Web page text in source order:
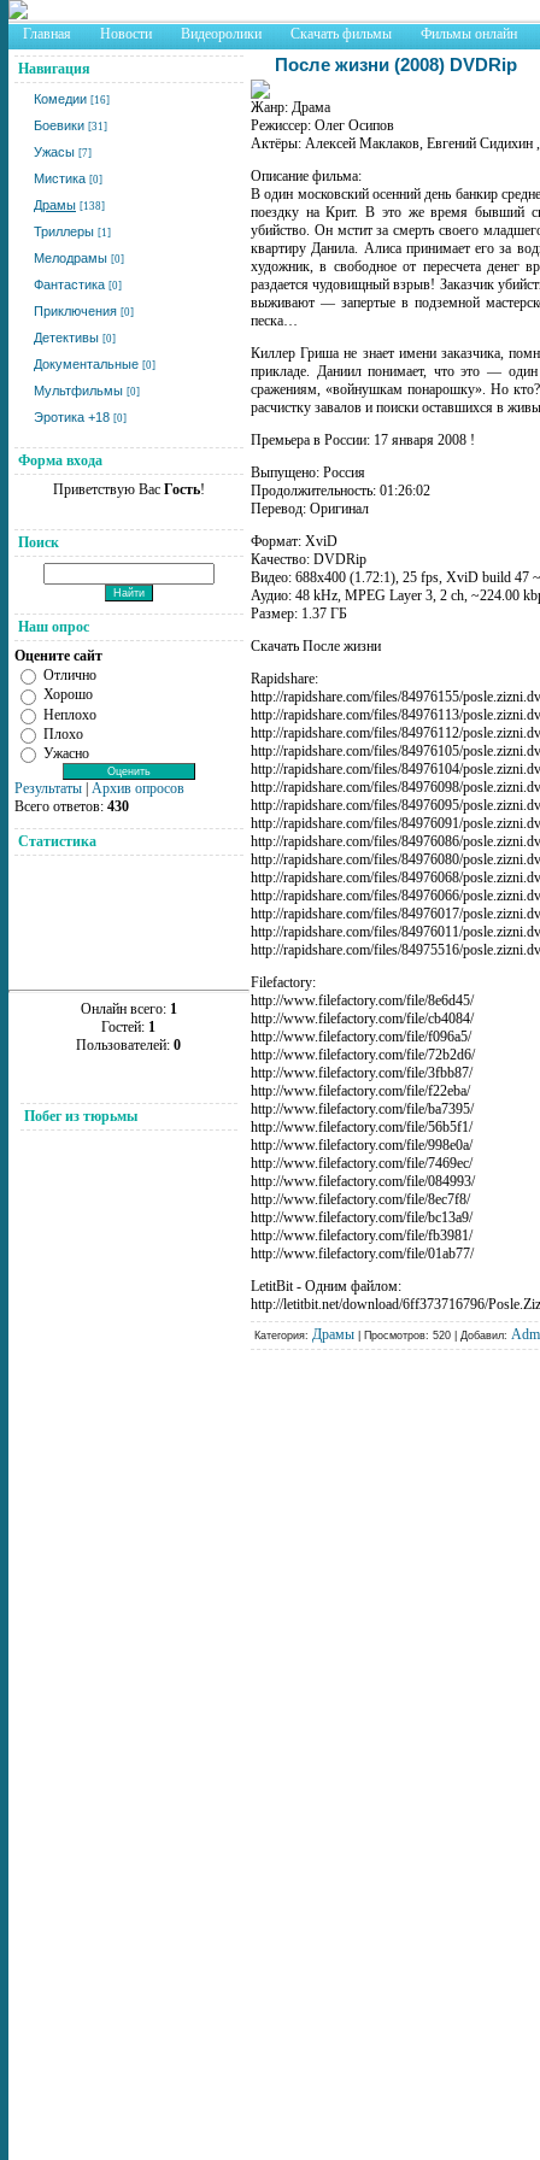
Главная Новости Видеоролики Скачать фильмы Фильмы онлайн
Навигация
Комедии [16]
Боевики [31]
Ужасы [7]
Мистика [0]
Драмы [138]
Триллеры [1]
Мелодрамы [0]
Фантастика [0]
Приключения [0]
Детективы [0]
Документальные [0]
Мультфильмы [0]
Эротика +18 [0]
Форма входа
Приветствую Вас Гость!
Поиск
Наш опрос
Оцените сайт
Отлично
Хорошо
Неплохо
Плохо
Ужасно
Результаты Архив опросов
Всего ответов: 430
Статистика
Онлайн всего: 1
Гостей: 1
Пользователей:0
Побег из тюрьмы
После жизни (2008) DVDRip
Жанр: Драма
Режиссер: Олег Осипов
Актёры: Алексей Маклаков, Евгений Сидихин
Описание фильма:
В один московский осенний день банкир
поездку на Крит. В это же время бывший
убийство. Он мстит за смерть своего
квартиру Данила. Алиса принимает его за
художник, в свободное от пересчета денег
раздается чудовищный взрыв! Заказчик
выживают — запертые в подземной
песка…
Киллер Гриша не знает имени заказчика,
прикладе. Даниил понимает, что это —
сражениям, «войнушкам понарошку». Но кто?
расчистку завалов и поиски оставшихся в
Премьера в России: 17 января 2008 !
Выпущено: Россия
Продолжительность: 01:26:02
Перевод: Оригинал
Формат: XviD
Качество: DVDRip
Видео: 688x400 (1.72:1), 25 fps, XviD build 47
Аудио: 48 kHz, MPEG Layer 3, 2 ch, ~224.00
Размер: 1.37 ГБ
Скачать После жизни
Rapidshare:
http://rapidshare.com/files/84976155/
http://rapidshare.com/files/84976113/
http://rapidshare.com/files/84976112/
http://rapidshare.com/files/84976105/
http://rapidshare.com/files/84976104/
http://rapidshare.com/files/84976098/
http://rapidshare.com/files/84976095/
http://rapidshare.com/files/84976091/
http://rapidshare.com/files/84976086/
http://rapidshare.com/files/84976080/
http://rapidshare.com/files/84976068/
http://rapidshare.com/files/84976066/
http://rapidshare.com/files/84976017/
http://rapidshare.com/files/84976011/
http://rapidshare.com/files/84975516/
Filefactory:
http://www.filefactory.com/file/8e6d45/
http://www.filefactory.com/file/cb4084/
http://www.filefactory.com/file/f096a5/
http://www.filefactory.com/file/72b2d6/
http://www.filefactory.com/file/3fbb87/
http://www.filefactory.com/file/f22eba/
http://www.filefactory.com/file/ba7395/
http://www.filefactory.com/file/56b5f1/
http://www.filefactory.com/file/998e0a/
http://www.filefactory.com/file/7469ec/
http://www.filefactory.com/file/084993/
http://www.filefactory.com/file/8ec7f8/
http://www.filefactory.com/file/bc13a9/
http://www.filefactory.com/file/fb3981/
http://www.filefactory.com/file/01ab77/
LetitBit - Одним файлом:
http://letitbit.net/download/6ff373716796/
Категория: Драмы | Просмотров: 520 | Добавил: